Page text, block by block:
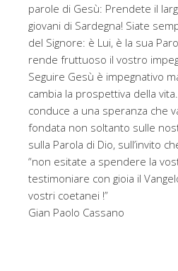
parole di Gesù: Prendete il
giovani di Sardegna! Siate
del Signore: è Lui, è la sua
rende fruttuoso il vostro
Seguire Gesù è impegnativo
cambia la prospettiva della
conduce a una speranza che
fondata non soltanto sulle
sulla Parola di Dio, sull’invito
“non esitate a spendere la
testimoniare con gioia il
vostri coetanei !”
Gian Paolo Cassano